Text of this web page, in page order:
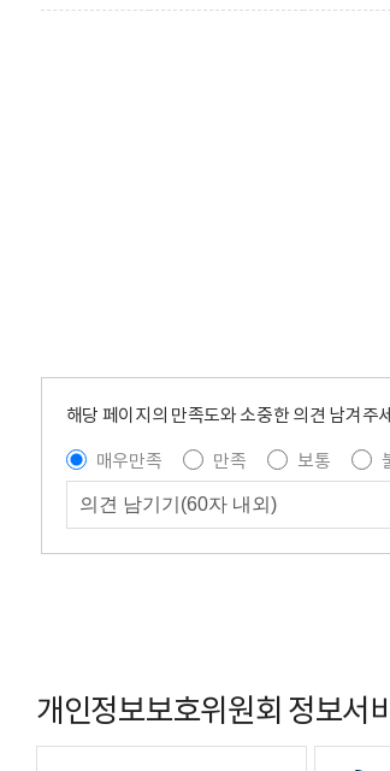
해당 페이지의 만족도와 소중한 의견 남겨주
매우만족
만족 보통
개인정보보호위원회 정보서